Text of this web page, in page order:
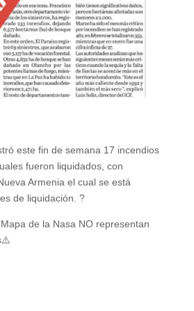
este fin de semana 17 incendios
fueron liquidados, con
Armenia el cual se está
de liquidación. ?
de la Nasa NO representan